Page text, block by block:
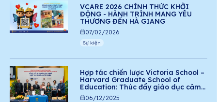
VCARE 2026 CHÍNH THỨC KHỞI
ĐỘNG - HÀNH TRÌNH MANG YÊU
THƯƠNG ĐẾN HÀ GIANG
07/02/2026
Sự kiện
Hợp tác chiến lược Victoria School –
Harvard Graduate School of
Education: Thúc đẩy giáo dục cảm
xúc – xã hội cho học sinh Việt Nam
06/12/2025